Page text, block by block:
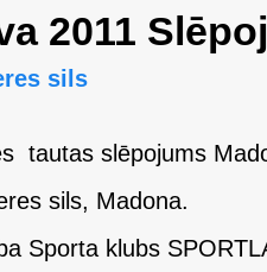
2011
sils
tautas slēpojums
sils, Madona.
Sporta klubs